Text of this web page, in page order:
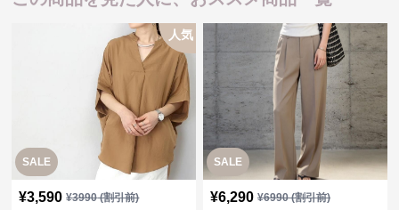
SALE
人気
¥3,590 ¥3990(割引前)
SALE
¥6,290 ¥6990(割引前)